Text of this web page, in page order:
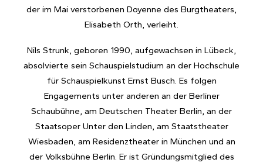
der im Mai verstorbenen Doyenne des Burgtheaters,
Elisabeth Orth, verleiht.
Nils Strunk, geboren 1990, aufgewachsen in Lübeck,
absolvierte sein Schauspielstudium an der Hochschule
für Schauspielkunst Ernst Busch. Es folgen
Engagements unter anderen an der Berliner
Schaubühne, am Deutschen Theater Berlin, an der
Staatsoper Unter den Linden, am Staatstheater
Wiesbaden, am Residenztheater in München und an
der Volksbühne Berlin. Er ist Gründungsmitglied des